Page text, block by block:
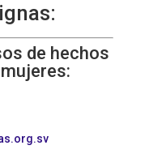
de hechos